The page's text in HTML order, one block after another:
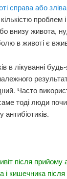
справа або
проблем
внизу живота,
в животі є
в лікуванні
Часто
тоді люди
після прийому
кишечника після